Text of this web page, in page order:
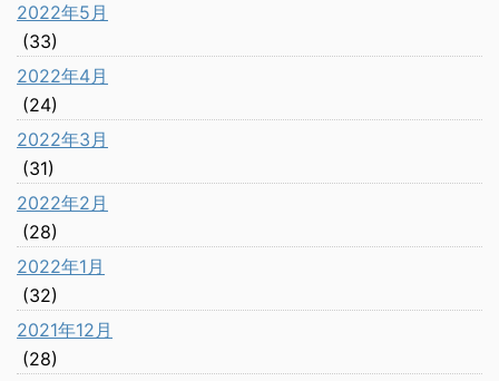
2022年5月
(33)
2022年4月
(24)
2022年3月
(31)
2022年2月
(28)
2022年1月
(32)
2021年12月
(28)